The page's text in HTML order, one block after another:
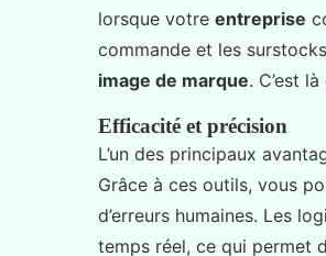
lorsque votre entreprise
commande et les
image de marque. C’est
Efficacité et précision
L’un des principaux
Grâce à ces outils, vous
d’erreurs humaines. Les
temps réel, ce qui permet